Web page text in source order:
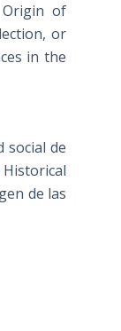
of
or
in the
social de
de las